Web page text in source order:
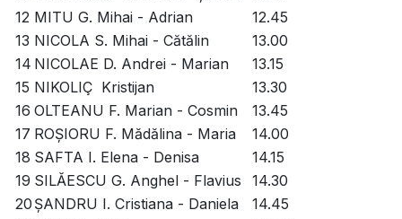
12 MITU G. Mihai - Adrian
12.45
13 NICOLA S. Mihai - Cătălin
13.00
14 NICOLAE D. Andrei - Marian
13.15
15 NIKOLIÇ Kristijan
13.30
16 OLTEANU F. Marian - Cosmin
13.45
17 ROȘIORU F. Mădălina - Maria
14.00
18 SAFTA I. Elena - Denisa
14.15
19 SILĂESCU G. Anghel - Flavius
14.30
20 ȘANDRU I. Cristiana - Daniela
14.45